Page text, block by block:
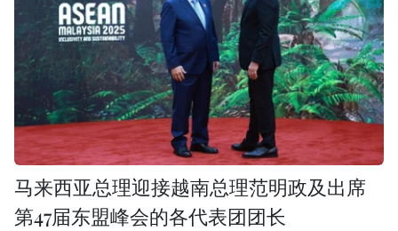
马来西亚总理迎接越南总理范明政及出席
第47届东盟峰会的各代表团团长